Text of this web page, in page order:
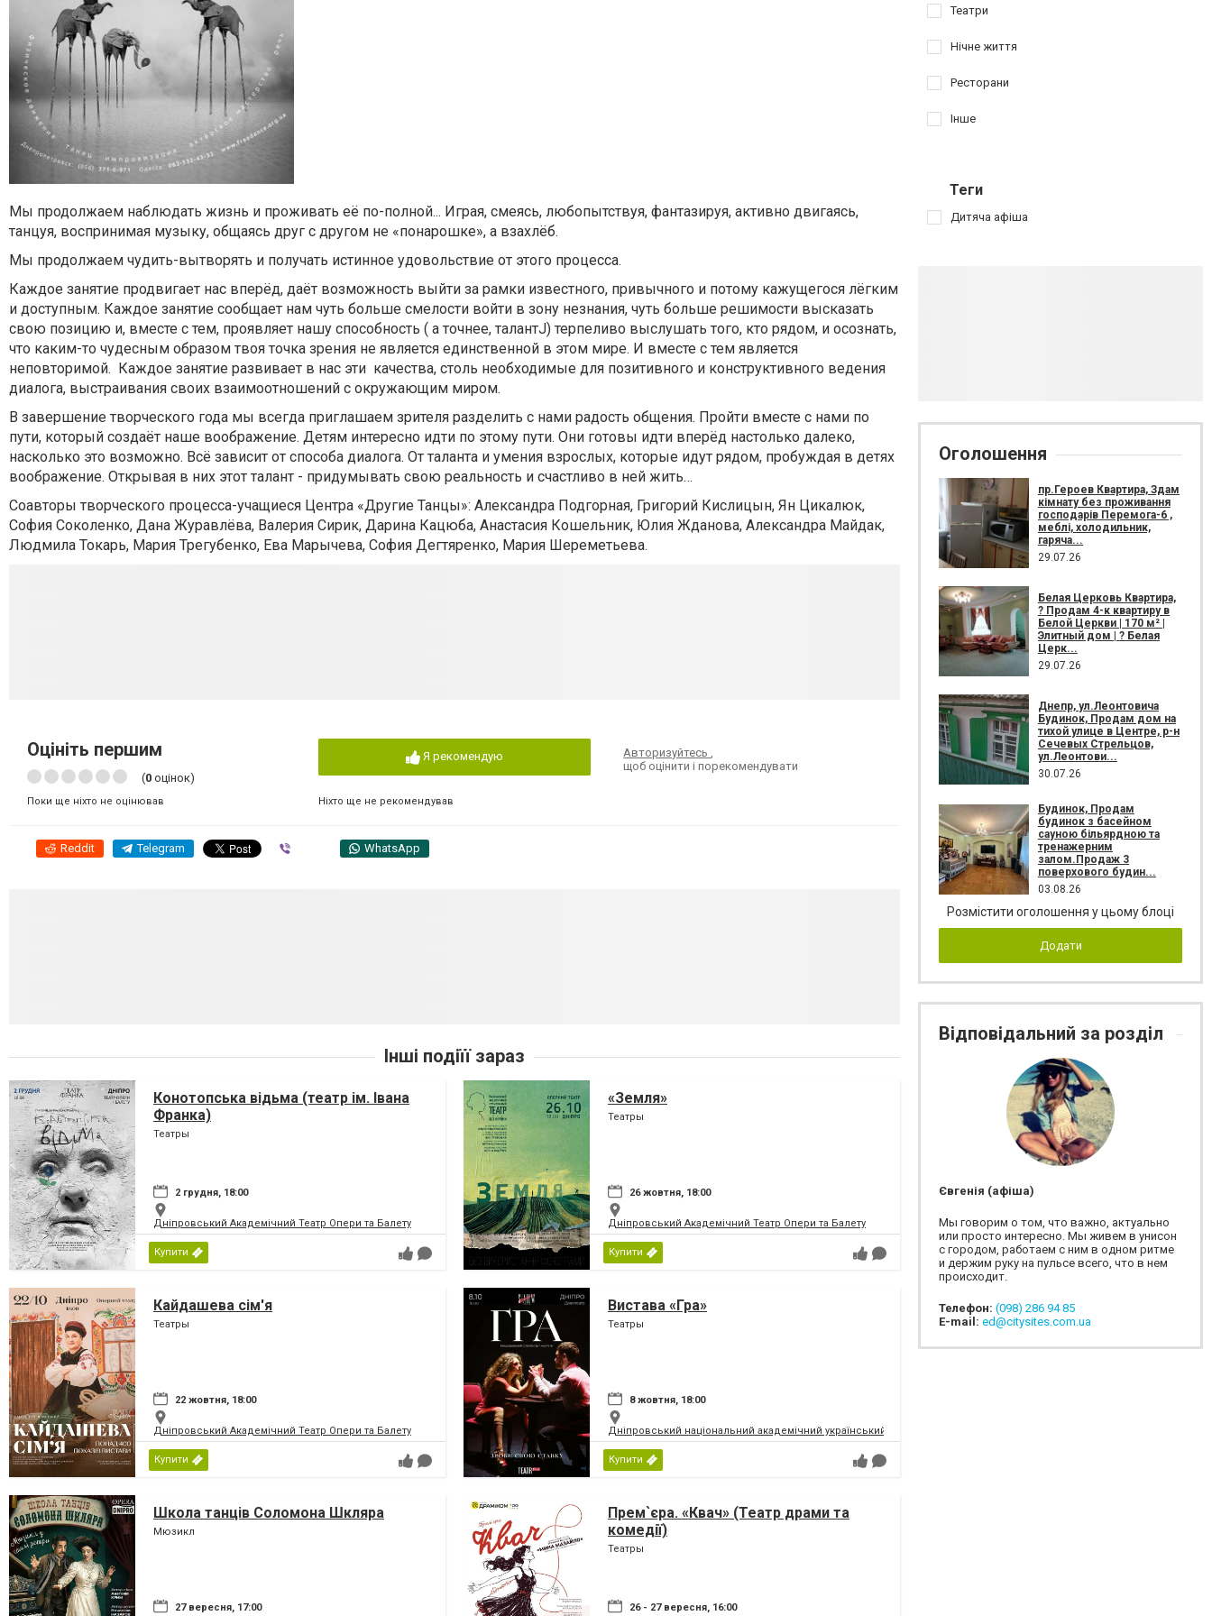
Мы продолжаем наблюдать жизнь и проживать её по-полной... Играя, смеясь, любопытствуя, фантазируя, активно двигаясь,
танцуя, воспринимая музыку, общаясь друг с другом не «понарошке», а взахлёб.
Мы продолжаем чудить-вытворять и получать истинное удовольствие от этого процесса.
Каждое занятие продвигает нас вперёд, даёт возможность выйти за рамки известного, привычного и потому кажущегося лёгким
и доступным. Каждое занятие сообщает нам чуть больше смелости войти в зону незнания, чуть больше решимости высказать
свою позицию и, вместе с тем, проявляет нашу способность ( а точнее, талантJ) терпеливо выслушать того, кто рядом, и осознать,
что каким-то чудесным образом твоя точка зрения не является единственной в этом мире. И вместе с тем является
неповторимой. Каждое занятие развивает в нас эти качества, столь необходимые для позитивного и конструктивного ведения
диалога, выстраивания своих взаимоотношений с окружающим миром.
В завершение творческого года мы всегда приглашаем зрителя разделить с нами радость общения. Пройти вместе с нами по
пути, который создаёт наше воображение. Детям интересно идти по этому пути. Они готовы идти вперёд настолько далеко,
насколько это возможно. Всё зависит от способа диалога. От таланта и умения взрослых, которые идут рядом, пробуждая в детях
воображение. Открывая в них этот талант - придумывать свою реальность и счастливо в ней жить…
Соавторы творческого процесса-учащиеся Центра «Другие Танцы»: Александра Подгорная, Григорий Кислицын, Ян Цикалюк,
София Соколенко, Дана Журавлёва, Валерия Сирик, Дарина Кацюба, Анастасия Кошельник, Юлия Жданова, Александра Майдак,
Людмила Токарь, Мария Трегубенко, Ева Марычева, София Дегтяренко, Мария Шереметьева.
Оцініть першим
(0 оцінок)
Поки ще ніхто не оцінював
Я рекомендую
Ніхто ще не рекомендував
Авторизуйтесь
щоб оцінити і порекомендувати
Reddit Telegram WhatsApp
Інші подіїї зараз
Конотопська відьма (театр ім. Івана
Франка)
Театры
2 грудня, 18:00
Дніпровський Академічний Театр Опери та Балету
Купити
«Земля»
Театры
26 жовтня, 18:00
Дніпровський Академічний Театр Опери та Балету
Купити
Кайдашева сім'я
Театры
22 жовтня, 18:00
Дніпровський Академічний Театр Опери та Балету
Купити
Вистава «Гра»
Театры
8 жовтня, 18:00
Дніпровський національний академічний український музично-драматичний театр ім.Т.Г.Шевченка
Купити
Школа танців Соломона Шкляра
Мюзикл
27 вересня, 17:00
Прем`єра. «Квач» (Театр драми та
комедії)
Театры
26 - 27 вересня, 16:00
Театри
Нічне життя
Ресторани
Інше
Теги
Дитяча афіша
Оголошення
пр.Героев Квартира, Здам
кімнату без проживання
господарів Перемога-6 ,
меблі, холодильник,
гаряча...
29.07.26
Белая Церковь Квартира,
? Продам 4-к квартиру в
Белой Церкви | 170 м² |
Элитный дом | ? Белая
Церк...
29.07.26
Днепр, ул.Леонтовича
Будинок, Продам дом на
тихой улице в Центре, р-н
Сечевых Стрельцов,
ул.Леонтови...
30.07.26
Будинок, Продам
будинок з басейном
сауною більярдною та
тренажерним
залом.Продаж 3
поверхового будин...
03.08.26
Розмістити оголошення у цьому блоці
Додати
Відповідальний за розділ
Євгенія (афіша)
Мы говорим о том, что важно, актуально
или просто интересно. Мы живем в унисон
с городом, работаем с ним в одном ритме
и держим руку на пульсе всего, что в нем
происходит.
Телефон: (098) 286 94 85
E-mail: ed@citysites.com.ua